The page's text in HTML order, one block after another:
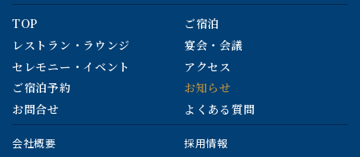
TOP
ご宿泊
レストラン・ラウンジ
宴会・会議
セレモニー・イベント
アクセス
ご宿泊予約
お知らせ
お問合せ
よくある質問
会社概要
採用情報